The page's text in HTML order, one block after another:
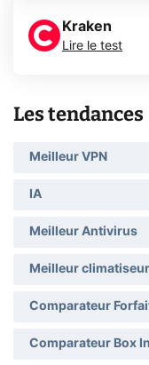
Kraken
Lire le test
Les tendances
Meilleur VPN
IA
Meilleur Antivirus
Meilleur climatiseur
Comparateur
Comparateur Box